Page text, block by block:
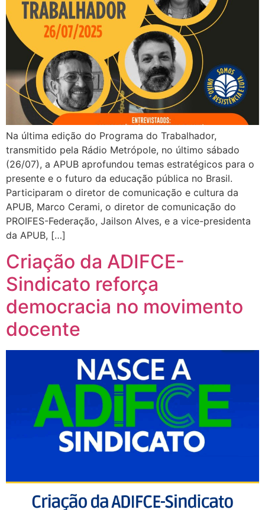
Na última edição do Programa do Trabalhador,
transmitido pela Rádio Metrópole, no último sábado
(26/07), a APUB aprofundou temas estratégicos para o
presente e o futuro da educação pública no Brasil.
Participaram o diretor de comunicação e cultura da
APUB, Marco Cerami, o diretor de comunicação do
PROIFES-Federação, Jailson Alves, e a vice-presidenta
da APUB, […]
Criação da ADIFCE-
Sindicato reforça
democracia no movimento
docente